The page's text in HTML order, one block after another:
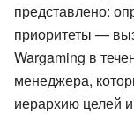
представлено:
приоритеты —
Wargaming в
менеджера,
иерархию целей